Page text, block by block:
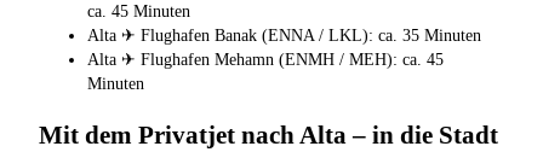
ca. 45 Minuten
Alta ✈ Flughafen Banak (ENNA / LKL): ca. 35 Minuten
Alta ✈ Flughafen Mehamn (ENMH / MEH): ca. 45
Minuten
Mit dem Privatjet nach Alta – in die Stadt